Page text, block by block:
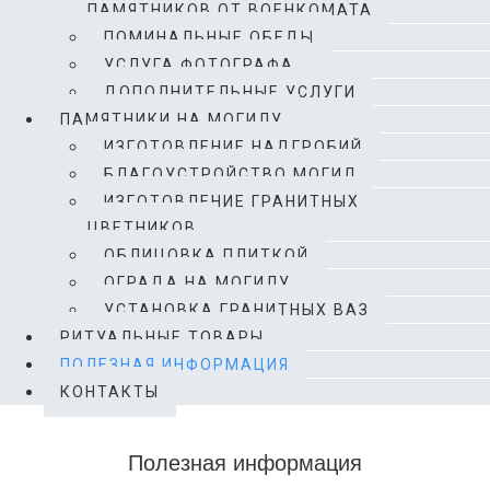
ПАМЯТНИКОВ ОТ ВОЕНКОМАТА
ПОМИНАЛЬНЫЕ ОБЕДЫ
УСЛУГА ФОТОГРАФА
ДОПОЛНИТЕЛЬНЫЕ УСЛУГИ
ПАМЯТНИКИ НА МОГИЛУ
ИЗГОТОВЛЕНИЕ НАДГРОБИЙ
БЛАГОУСТРОЙСТВО МОГИЛ
ИЗГОТОВЛЕНИЕ ГРАНИТНЫХ
ЦВЕТНИКОВ
ОБЛИЦОВКА ПЛИТКОЙ
ОГРАДА НА МОГИЛУ
УСТАНОВКА ГРАНИТНЫХ ВАЗ
РИТУАЛЬНЫЕ ТОВАРЫ
ПОЛЕЗНАЯ ИНФОРМАЦИЯ
КОНТАКТЫ
Полезная информация